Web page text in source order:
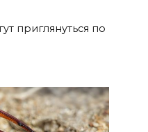
приглянуться по